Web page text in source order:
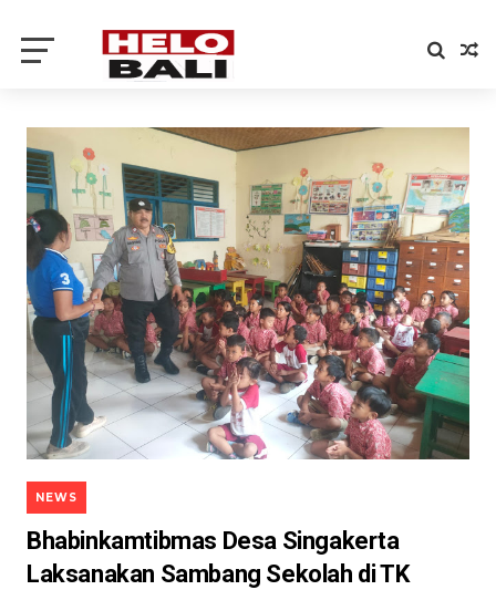
NEWS
Bhabinkamtibmas Desa Singakerta
Laksanakan Sambang Sekolah di TK